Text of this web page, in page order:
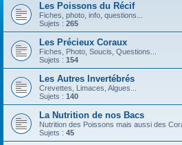
Les Poissons du Récif
Fiches, photo, info, questions...
Sujets : 265
Les Précieux Coraux
Fiches, Photo, Soucis, Questions...
Sujets : 154
Les Autres Invertébrés
Crevettes, Limaces, Algues...
Sujets : 140
La Nutrition de nos Bacs
Nutrition des Poissons mais aussi des
Sujets : 45